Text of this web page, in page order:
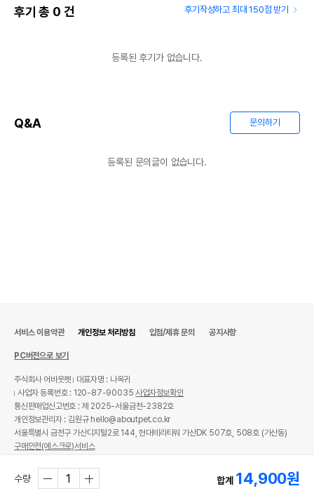
후기 총 0 건 후기작성하고 최대 150점 받기
등록된 후기가 없습니다.
Q&A 문의하기
등록된 문의글이 없습니다.
수량 합계 14,900원
서비스 이용약관 개인정보 처리방침 입점/제휴 문의 공지사항
PC버전으로 보기
주식회사 어바웃펫
대표자명 : 나옥귀
사업자 등록번호 : 120-87-90035사업자정보확인
통신판매업신고번호 : 제 2025-서울금천-2382호
개인정보관리자 : 김원규 hello@aboutpet.co.kr
서울특별시 금천구 가산디지털2로 144, 현대테라타워 가산DK 507호, 508호 (가산동)
구매안전(에스크로)서비스